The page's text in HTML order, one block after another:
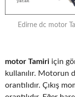
Edirne dc motor
motor Tamiri için
kullanılır. Motorun
orantılıdır. Çıkış